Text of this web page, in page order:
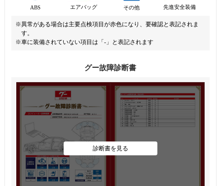
ABS エアバッグ その他 先進安全装備
※異常がある場合は主要点検項目が赤色になり、要確認と表記されま
す。
※車に装備されていない項目は「-」と表記されます
グー故障診断書
診断書を見る